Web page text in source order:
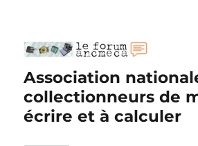
Association
collectionneurs de
écrire et à calculer